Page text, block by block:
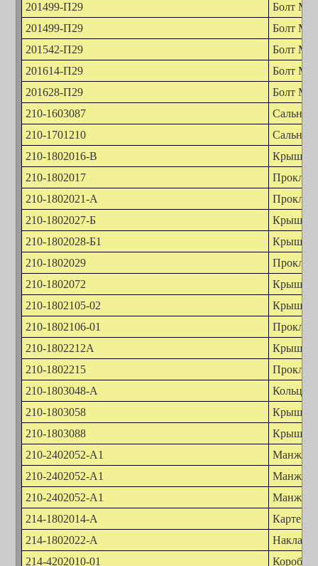
201499-П29
Болт
201499-П29
Болт
201542-П29
Болт
201614-П29
Болт
201628-П29
Болт
210-1603087
Сальник
210-1701210
Сальник
210-1802016-В
Крышка
210-1802017
210-1802021-А
210-1802027-Б
Крышка
210-1802028-Б1
Крышка
210-1802029
210-1802072
Крышка
210-1802105-02
Крышка
210-1802106-01
210-1802212А
Крышка
210-1802215
210-1803048-А
Кольцо
210-1803058
Крышка
210-1803088
Крышка
210-2402052-А1
Манжета
210-2402052-А1
Манжета
210-2402052-А1
Манжета
214-1802014-А
Картер
214-1802022-А
Накладка
214-4202010-01
Коробка